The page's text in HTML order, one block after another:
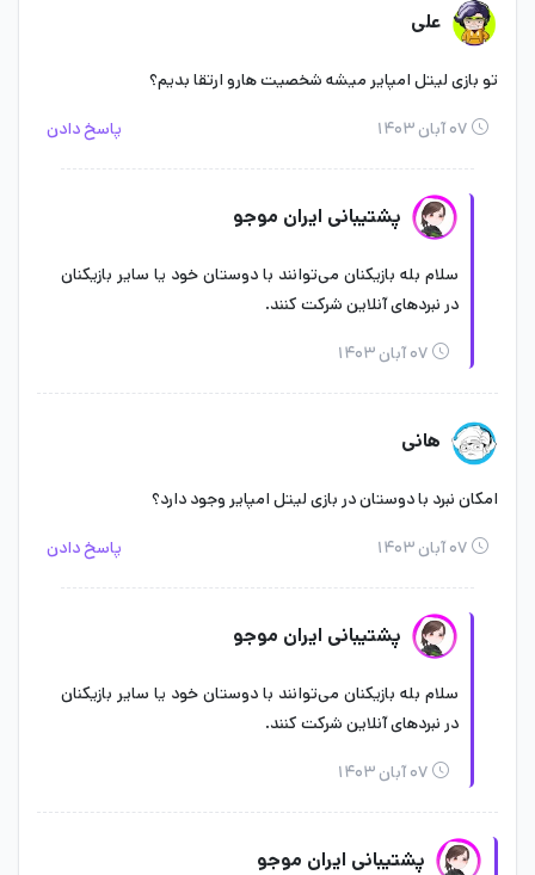
علی
تو بازی لیتل امپایر میشه شخصیت هارو ارتقا بدیم؟
۰۷ آبان ۱۴۰۳ پاسخ دادن
پشتیبانی ایران موجو
سلام بله بازیکنان می‌توانند با دوستان خود یا سایر بازیکنان
در نبردهای آنلاین شرکت کنند.
۰۷ آبان ۱۴۰۳
هانی
امکان نبرد با دوستان در بازی لیتل امپایر وجود دارد؟
۰۷ آبان ۱۴۰۳ پاسخ دادن
پشتیبانی ایران موجو
سلام بله بازیکنان می‌توانند با دوستان خود یا سایر بازیکنان
در نبردهای آنلاین شرکت کنند.
۰۷ آبان ۱۴۰۳
پشتیبانی ایران موجو